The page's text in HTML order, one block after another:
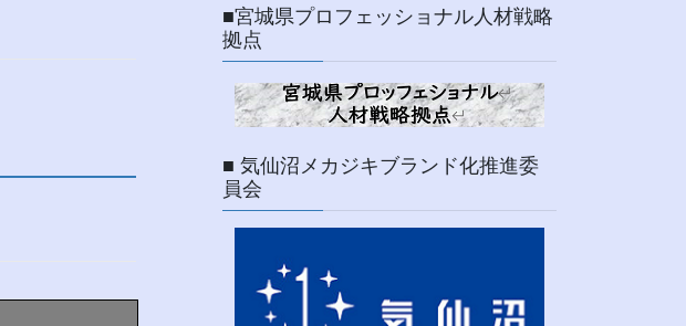
■宮城県プロフェッショナル人材戦略
拠点
■ 気仙沼メカジキブランド化推進委
員会